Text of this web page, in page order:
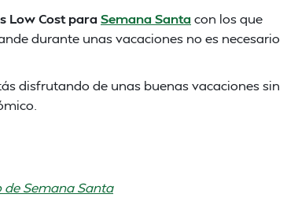
Low Cost para Semana Santa con los que
durante unas vacaciones no es necesario
disfrutando de unas buenas vacaciones sin
Semana Santa